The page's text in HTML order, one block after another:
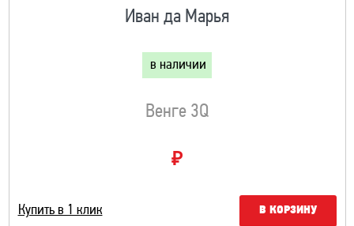
Иван да Марья
в наличии
Венге 3Q
₽
Купить в 1 клик В КОРЗИНУ